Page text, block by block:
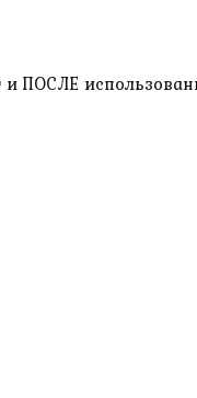
ПОСЛЕ